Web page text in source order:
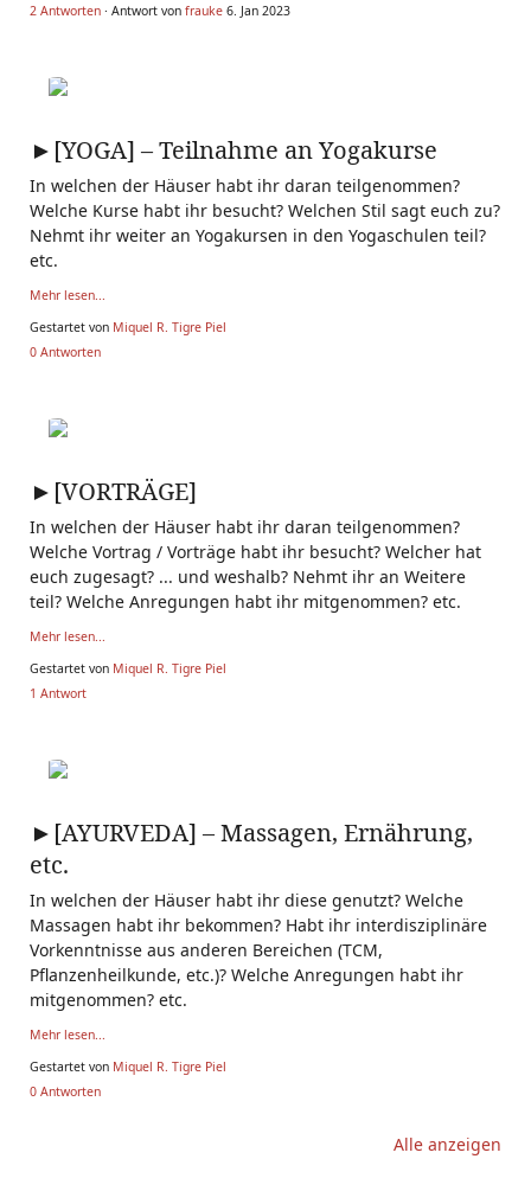
2 Antworten · Antwort von frauke 6. Jan 2023
►[YOGA] – Teilnahme an Yogakurse
In welchen der Häuser habt ihr daran teilgenommen?
Welche Kurse habt ihr besucht? Welchen Stil sagt euch zu?
Nehmt ihr weiter an Yogakursen in den Yogaschulen teil?
etc.
Mehr lesen...
Gestartet von Miquel R. Tigre Piel
0 Antworten
►[VORTRÄGE]
In welchen der Häuser habt ihr daran teilgenommen?
Welche Vortrag / Vorträge habt ihr besucht? Welcher hat
euch zugesagt? ... und weshalb? Nehmt ihr an Weitere
teil? Welche Anregungen habt ihr mitgenommen? etc.
Mehr lesen...
Gestartet von Miquel R. Tigre Piel
1 Antwort
►[AYURVEDA] – Massagen, Ernährung,
etc.
In welchen der Häuser habt ihr diese genutzt? Welche
Massagen habt ihr bekommen? Habt ihr interdisziplinäre
Vorkenntnisse aus anderen Bereichen (TCM,
Pflanzenheilkunde, etc.)? Welche Anregungen habt ihr
mitgenommen? etc.
Mehr lesen...
Gestartet von Miquel R. Tigre Piel
0 Antworten
Alle anzeigen